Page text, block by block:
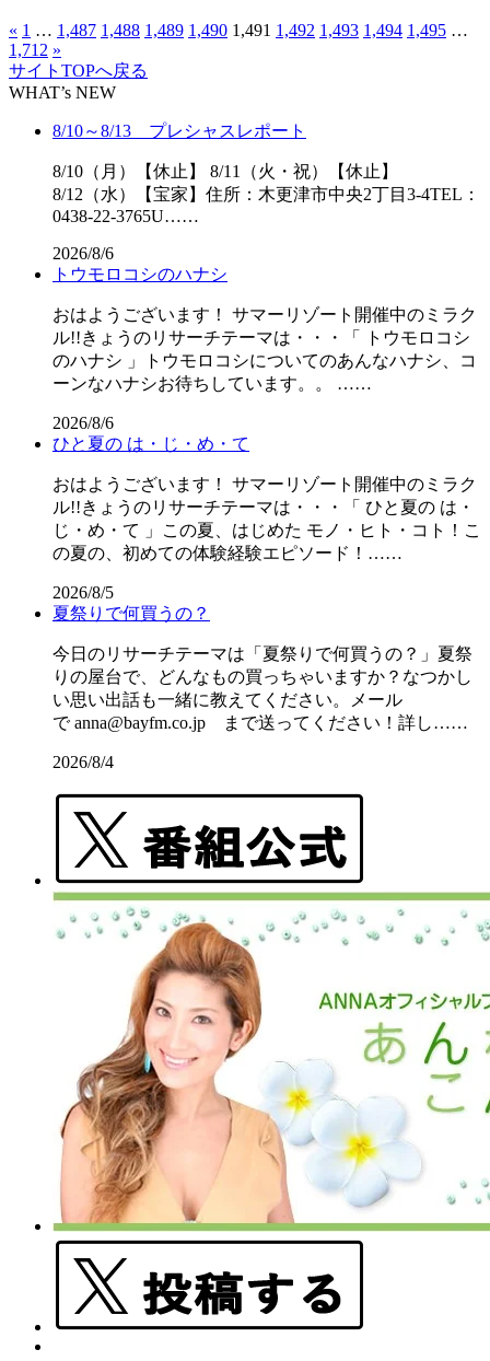
« 1 … 1,487 1,488 1,489 1,490 1,491 1,492 1,493 1,494 1,495 …
1,712 »
サイトTOPへ戻る
WHAT’s NEW
8/10～8/13 プレシャスレポート
8/10（月）【休止】 8/11（火・祝）【休止】
8/12（水）【宝家】住所：木更津市中央2丁目3-4TEL：
0438-22-3765U……
2026/8/6
トウモロコシのハナシ
おはようございます！ サマーリゾート開催中のミラク
ル!!きょうのリサーチテーマは・・・「 トウモロコシ
のハナシ 」トウモロコシについてのあんなハナシ、コ
ーンなハナシお待ちしています。。 ……
2026/8/6
ひと夏の は・じ・め・て
おはようございます！ サマーリゾート開催中のミラク
ル!!きょうのリサーチテーマは・・・「 ひと夏の は・
じ・め・て 」この夏、はじめた モノ・ヒト・コト！こ
の夏の、初めての体験経験エピソード！……
2026/8/5
夏祭りで何買うの？
今日のリサーチテーマは「夏祭りで何買うの？」夏祭
りの屋台で、どんなもの買っちゃいますか？なつかし
い思い出話も一緒に教えてください。メール
で anna@bayfm.co.jp まで送ってください！詳し……
2026/8/4